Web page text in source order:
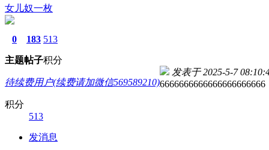
女儿奴一枚
0
主题
183
帖子
513
积分
待续费用户(续费请加微信569589210)
积分
513
发消息
发表于 2025-5-7
6666666666666666666666